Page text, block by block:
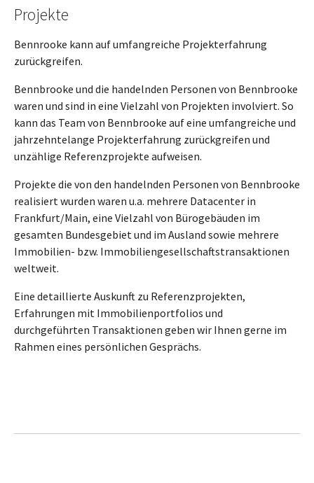
Projekte
Bennrooke kann auf umfangreiche Projekterfahrung
zurückgreifen.
Bennbrooke und die handelnden Personen von Bennbrooke
waren und sind in eine Vielzahl von Projekten involviert. So
kann das Team von Bennbrooke auf eine umfangreiche und
jahrzehntelange Projekterfahrung zurückgreifen und
unzählige Referenzprojekte aufweisen.
Projekte die von den handelnden Personen von Bennbrooke
realisiert wurden waren u.a. mehrere Datacenter in
Frankfurt/Main, eine Vielzahl von Bürogebäuden im
gesamten Bundesgebiet und im Ausland sowie mehrere
Immobilien- bzw. Immobiliengesellschaftstransaktionen
weltweit.
Eine detaillierte Auskunft zu Referenzprojekten,
Erfahrungen mit Immobilienportfolios und
durchgeführten Transaktionen geben wir Ihnen gerne im
Rahmen eines persönlichen Gesprächs.